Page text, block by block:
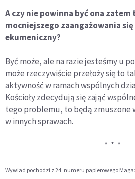
A czy nie powinna być ona zatem
mocniejszego zaangażowania
ekumeniczny?
Być może, ale na razie jesteśmy u
może rzeczywiście przełoży się to
aktywność w ramach wspólnych
Kościoły zdecydują się zająć
tego problemu, to będą zmuszone
w innych sprawach.
* * *
Wywiad pochodzi z 24. numeru papierowego